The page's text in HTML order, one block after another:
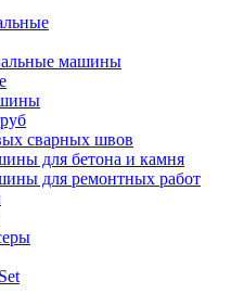
машины
сварных швов
для бетона и камня
для ремонтных работ